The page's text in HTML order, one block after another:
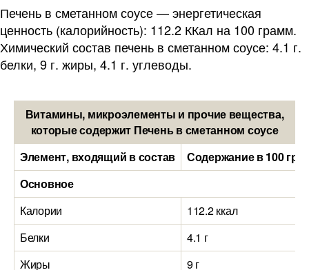
Печень в сметанном соусе — энергетическая
ценность (калорийность): 112.2 ККал на 100 грамм.
Химический состав печень в сметанном соусе: 4.1 г.
белки, 9 г. жиры, 4.1 г. углеводы.
Витамины, микроэлементы и прочие вещества,
которые содержит Печень в сметанном соусе
Элемент, входящий в состав
Содержание в 100
Основное
Калории
112.2 ккал
Белки
4.1 г
Жиры
9 г